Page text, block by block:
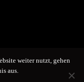
weiter nutzt, gehen
aus.